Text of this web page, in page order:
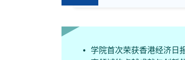
学院首次荣获香港经济日